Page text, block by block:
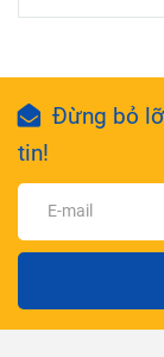
Đừng bỏ
tin!